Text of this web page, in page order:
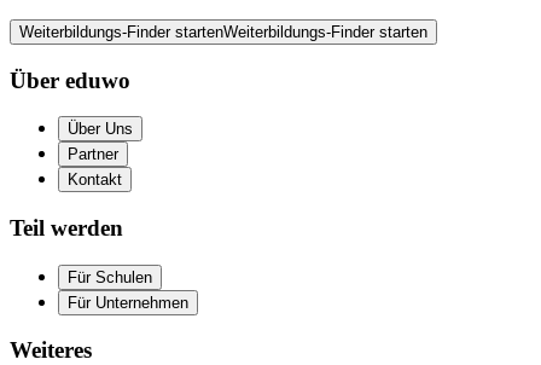
Weiterbildungs-Finder startenWeiterbildungs-Finder starten
Über eduwo
Über Uns
Partner
Kontakt
Teil werden
Für Schulen
Für Unternehmen
Weiteres